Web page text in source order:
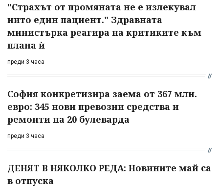
"Страхът от промяната не е излекувал
нито един пациент." Здравната
министърка реагира на критиките към
плана ѝ
преди 3 часа
София конкретизира заема от 367 млн.
евро: 345 нови превозни средства и
ремонти на 20 булеварда
преди 3 часа
ДЕНЯТ В НЯКОЛКО РЕДА: Новините май са
в отпуска